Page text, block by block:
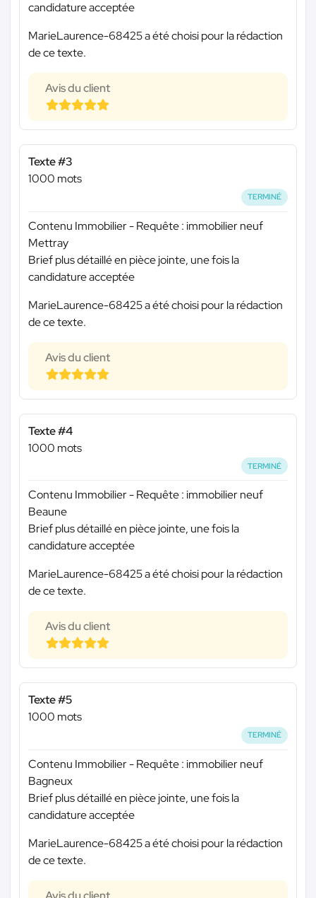
candidature acceptée
MarieLaurence-68425 a été choisi pour la rédaction
de ce texte.
Avis du client
Texte #3
1000 mots
TERMINÉ
Contenu Immobilier - Requête : immobilier neuf
Mettray
Brief plus détaillé en pièce jointe, une fois la
candidature acceptée
MarieLaurence-68425 a été choisi pour la rédaction
de ce texte.
Avis du client
Texte #4
1000 mots
TERMINÉ
Contenu Immobilier - Requête : immobilier neuf
Beaune
Brief plus détaillé en pièce jointe, une fois la
candidature acceptée
MarieLaurence-68425 a été choisi pour la rédaction
de ce texte.
Avis du client
Texte #5
1000 mots
TERMINÉ
Contenu Immobilier - Requête : immobilier neuf
Bagneux
Brief plus détaillé en pièce jointe, une fois la
candidature acceptée
MarieLaurence-68425 a été choisi pour la rédaction
de ce texte.